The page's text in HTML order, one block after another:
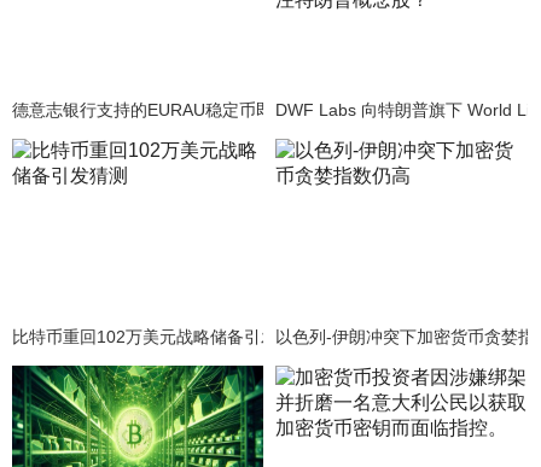
德意志银行支持的EURAU稳定币即将发布——关键要点解析
DWF Labs 向特朗普旗下 World
比特币重回102万美元战略储备引发猜测以色列-伊朗冲突下加密货币贪婪指